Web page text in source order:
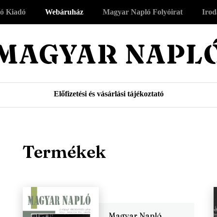
Kiadó Webáruház
Előfizetési és vásárlási tájékoztató
Magyar Napló Folyóirat
Termékek